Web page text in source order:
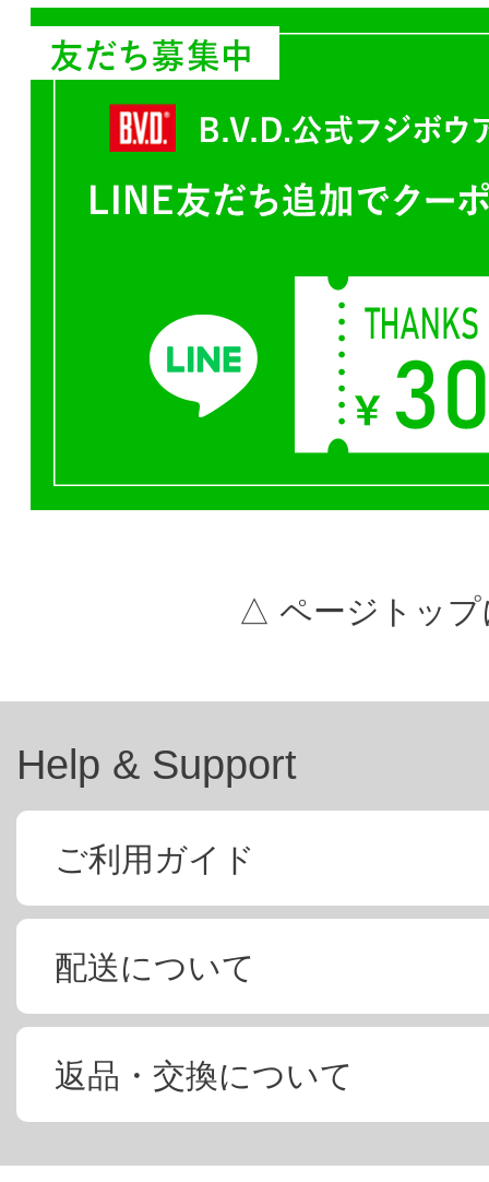
△ ページトップ
Help & Support
ご利用ガイド
配送について
返品・交換について